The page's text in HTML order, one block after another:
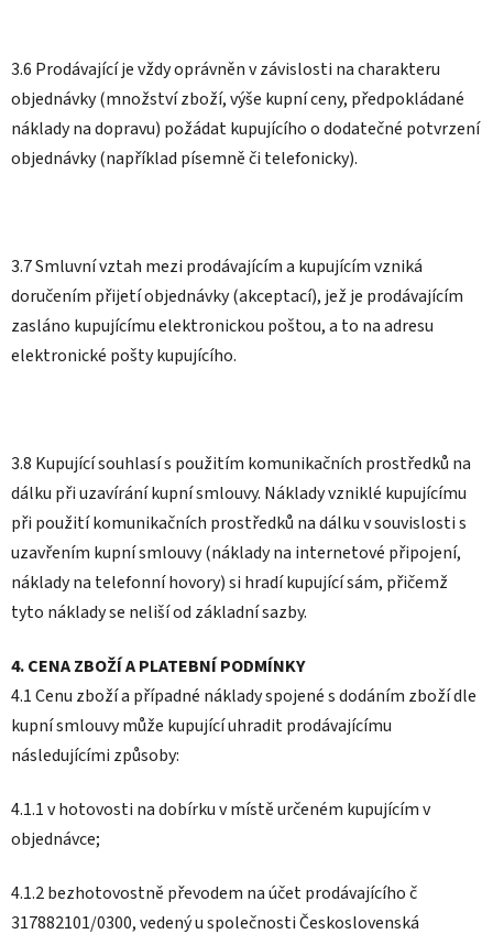
3.6 Prodávající je vždy oprávněn v závislosti na charakteru
objednávky (množství zboží, výše kupní ceny, předpokládané
náklady na dopravu) požádat kupujícího o dodatečné potvrzení
objednávky (například písemně či telefonicky).
3.7 Smluvní vztah mezi prodávajícím a kupujícím vzniká
doručením přijetí objednávky (akceptací), jež je prodávajícím
zasláno kupujícímu elektronickou poštou, a to na adresu
elektronické pošty kupujícího.
3.8 Kupující souhlasí s použitím komunikačních prostředků na
dálku při uzavírání kupní smlouvy. Náklady vzniklé kupujícímu
při použití komunikačních prostředků na dálku v souvislosti s
uzavřením kupní smlouvy (náklady na internetové připojení,
náklady na telefonní hovory) si hradí kupující sám, přičemž
tyto náklady se neliší od základní sazby.
4. CENA ZBOŽÍ A PLATEBNÍ PODMÍNKY
4.1 Cenu zboží a případné náklady spojené s dodáním zboží dle
kupní smlouvy může kupující uhradit prodávajícímu
následujícími způsoby:
4.1.1 v hotovosti na dobírku v místě určeném kupujícím v
objednávce;
4.1.2 bezhotovostně převodem na účet prodávajícího č
317882101/0300, vedený u společnosti Československá